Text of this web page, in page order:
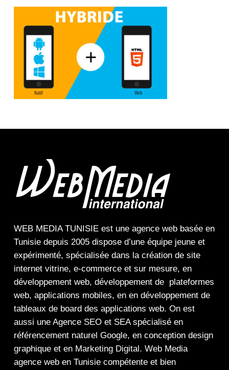
WEB MEDIA TUNISIEest une agence webbasée en
Tunisie depuis 2005 dispose d’une équipe jeune et
expérimenté, spécialisée dans la création de site
internet vitrine, e-commerceet sur mesure, en
développement web, développement de plateformes
web, applications mobiles, en en développement de
tableaux de boarddes applications web. On est
aussi une Agence SEOet SEAspécialisé en
référencement naturel Google, en conception design
graphiqueet en Marketing Digital. Web Media
agence web en Tunisie compétente et bien